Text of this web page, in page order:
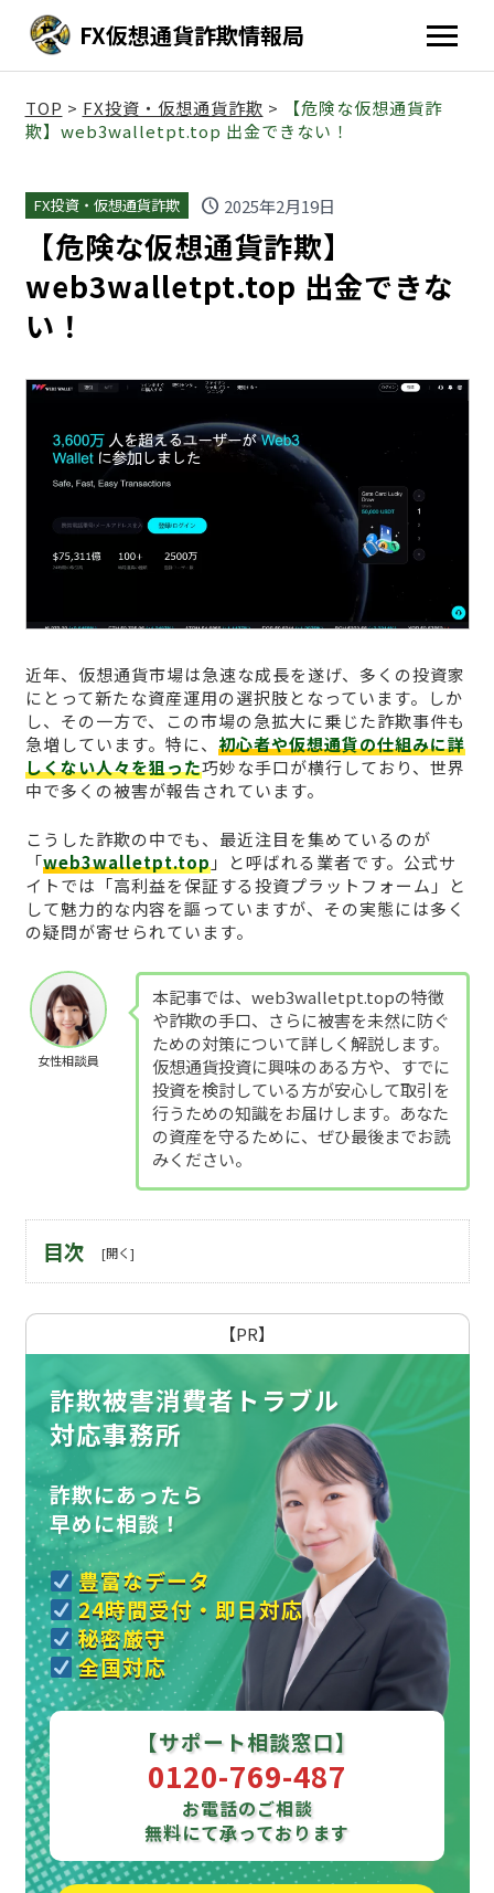
FX仮想通貨詐欺情報局
TOP > FX投資・仮想通貨詐欺 >
【危険な仮想通貨詐
欺】web3walletpt.top 出金できない！
FX投資・仮想通貨詐欺 schedule 2025年2月19日
【危険な仮想通貨詐欺】
web3walletpt.top 出金できな
い！
近年、仮想通貨市場は急速な成長を遂げ、多くの投資家
にとって新たな資産運用の選択肢となっています。しか
し、その一方で、この市場の急拡大に乗じた詐欺事件も
急増しています。特に、 初心者や仮想通貨の仕組みに詳
しくない人々を狙った巧妙な手口が横行しており、世界
中で多くの被害が報告されています。
こうした詐欺の中でも、最近注目を集めているのが
「web3walletpt.top」と呼ばれる業者です。公式サ
イトでは「高利益を保証する投資プラットフォーム」と
して魅力的な内容を謳っていますが、その実態には多く
の疑問が寄せられています。
女性相談員
本記事では、web3walletpt.topの特徴
や詐欺の手口、さらに被害を未然に防ぐ
ための対策について詳しく解説します。
仮想通貨投資に興味のある方や、すでに
投資を検討している方が安心して取引を
行うための知識をお届けします。あなた
の資産を守るために、ぜひ最後までお読
みください。
目次
【PR】
詐欺被害消費者トラブル
対応事務所
詐欺にあったら
早めに相談！
豊富なデータ
24時間受付・即日対応
秘密厳守
全国対応
【サポート相談窓口】
0120-769-487
お電話のご相談
無料にて承っております